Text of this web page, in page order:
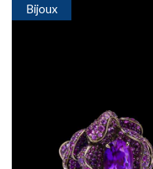
Bijoux